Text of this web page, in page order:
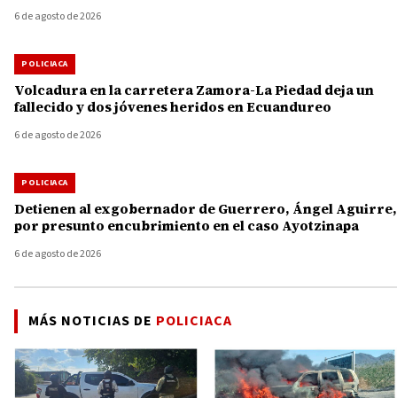
6 de agosto de 2026
POLICIACA
Volcadura en la carretera Zamora-La Piedad deja un
fallecido y dos jóvenes heridos en Ecuandureo
6 de agosto de 2026
POLICIACA
Detienen al exgobernador de Guerrero, Ángel Aguirre,
por presunto encubrimiento en el caso Ayotzinapa
6 de agosto de 2026
MÁS NOTICIAS DE POLICIACA